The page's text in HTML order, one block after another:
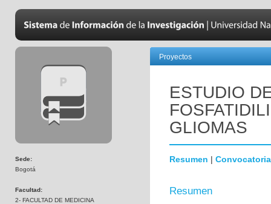
Sede:
Bogotá
Facultad:
2- FACULTAD DE MEDICINA
Proyectos
ESTUDIO
GLIOMAS
Resumen | Convocatoria
Resumen